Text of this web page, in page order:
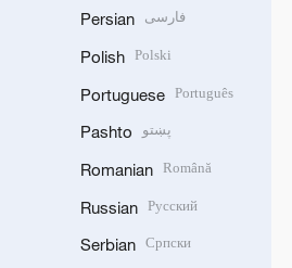
Persian فارسی
Polish Polski
Portuguese Português
Pashto پښتو
Romanian Română
Russian Русский
Serbian Српски